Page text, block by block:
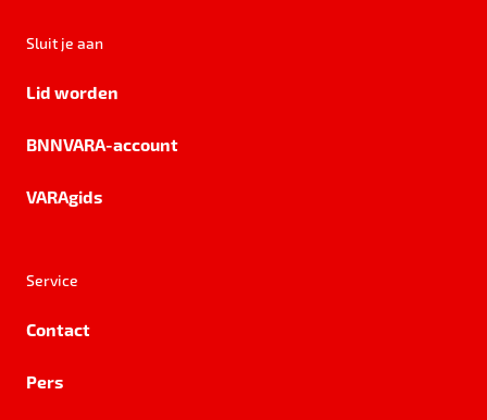
Sluit je aan
Lid worden
BNNVARA-account
VARAgids
Service
Contact
Pers